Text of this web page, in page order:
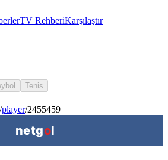
TV RehberiKarşılaştır
Tenis
/player/2455459
netgol